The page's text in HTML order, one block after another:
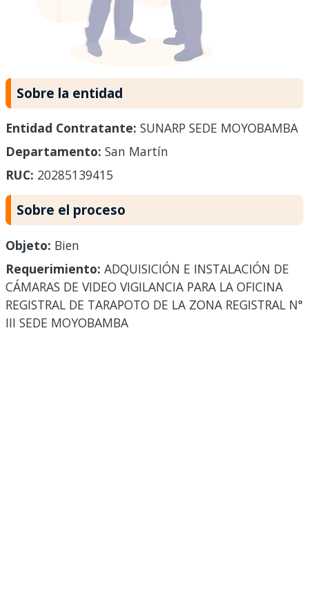
Sobre la entidad
Entidad Contratante: SUNARP SEDE MOYOBAMBA
Departamento: San Martín
RUC: 20285139415
Sobre el proceso
Objeto: Bien
Requerimiento: ADQUISICIÓN E INSTALACIÓN DE
CÁMARAS DE VIDEO VIGILANCIA PARA LA OFICINA
REGISTRAL DE TARAPOTO DE LA ZONA REGISTRAL N°
III SEDE MOYOBAMBA